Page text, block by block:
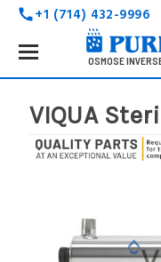
call+1 (714) 432-9996
OSMOSE
VIQUA